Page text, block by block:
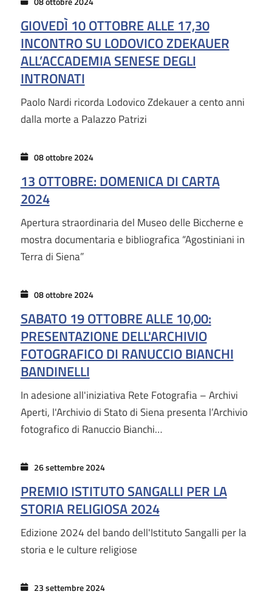
GIOVEDÌ 10 OTTOBRE ALLE 17,30
INCONTRO SU LODOVICO ZDEKAUER
ALL’ACCADEMIA SENESE DEGLI
INTRONATI
Paolo Nardi ricorda Lodovico Zdekauer a cento anni
dalla morte a Palazzo Patrizi
08 ottobre 2024
13 OTTOBRE: DOMENICA DI CARTA
2024
Apertura straordinaria del Museo delle Biccherne e
mostra documentaria e bibliografica “Agostiniani in
Terra di Siena”
08 ottobre 2024
SABATO 19 OTTOBRE ALLE 10,00:
PRESENTAZIONE DELL'ARCHIVIO
FOTOGRAFICO DI RANUCCIO BIANCHI
BANDINELLI
In adesione all'iniziativa Rete Fotografia – Archivi
Aperti, l'Archivio di Stato di Siena presenta l’Archivio
fotografico di Ranuccio Bianchi…
26 settembre 2024
PREMIO ISTITUTO SANGALLI PER LA
STORIA RELIGIOSA 2024
Edizione 2024 del bando dell'Istituto Sangalli per la
storia e le culture religiose
23 settembre 2024